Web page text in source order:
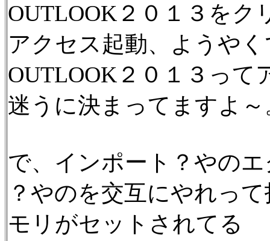
OUTLOOK２０１３を
アクセス起動、ようや
OUTLOOK２０１３っ
迷うに決まってますよ～
で、インポート？やの
？やのを交互にやれっ
モリがセットされてる